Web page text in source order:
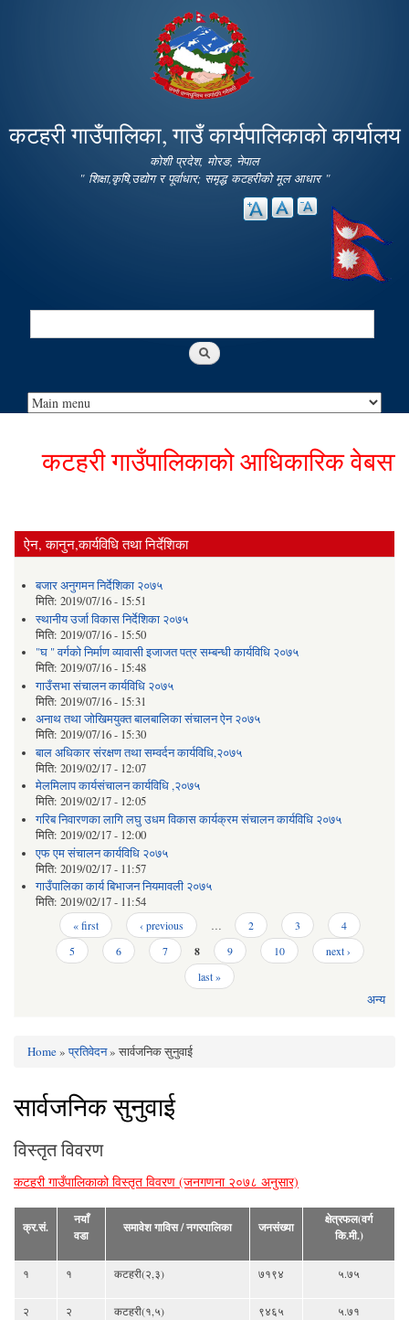
main
content
कटहरी गाउँपालिका, गाउँ कार्यपालिकाको कार्यालय
कोशी प्रदेश, मोरङ, नेपाल
" शिक्षा,कृषि,उद्योग र पूर्वाधार; समृद्ध कटहरीको मूल आधार "
Search
कटहरी गाउँपालिकाको आधिकारिक
ऐन, कानुन,कार्यविधि तथा निर्देशिका
बजार अनुगमन निर्देशिका २०७५
मिति: 2019/07/16 - 15:51
स्थानीय उर्जा विकास निर्देशिका २०७५
मिति: 2019/07/16 - 15:50
"घ " वर्गको निर्माण व्यावासी इजाजत पत्र सम्बन्धी कार्यविधि २०७५
मिति: 2019/07/16 - 15:48
गाउँसभा संचालन कार्यविधि २०७५
मिति: 2019/07/16 - 15:31
अनाथ तथा जोखिमयुक्त बालबालिका संचालन ऐन २०७५
मिति: 2019/07/16 - 15:30
बाल अधिकार संरक्षण तथा सम्वर्दन कार्यविधि,२०७५
मिति: 2019/02/17 - 12:07
मेलमिलाप कार्यसंचालन कार्यविधि ,२०७५
मिति: 2019/02/17 - 12:05
गरिब निवारणका लागि लघु उधम विकास कार्यक्रम संचालन कार्यविधि २०७५
मिति: 2019/02/17 - 12:00
एफ एम संचालन कार्यविधि २०७५
मिति: 2019/02/17 - 11:57
गाउँपालिका कार्य बिभाजन नियमावली २०७५
मिति: 2019/02/17 - 11:54
Pages « first ‹ previous … 2 3
4
5
6 7 8 9 10
next ›
last »
अन्य
You are here
Home»प्रतिवेदन» सार्वजनिक सुनुवाई
सार्वजनिक सुनुवाई
विस्तृत विवरण
कटहरी गाउँपालिकाको विस्तृत विवरण (जनगणना २०७८ अनुसार)
क्र.सं.
नयाँ
वडा
समावेश गाविस / नगरपालिका जनसंख्या
क्षेत्रफल(वर्ग
कि.मी.)
१ १ कटहरी(२,३) ७१९४ ५.७५
२ २ कटहरी(१,५) ९४६५ ५.७१